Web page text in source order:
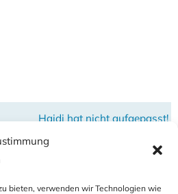
bieten, verwenden wir Technologien wie
Haidi hat nicht aufgepasst!